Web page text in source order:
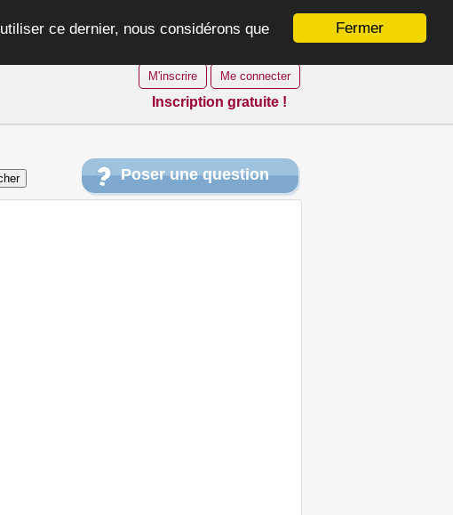
Fermer
ce dernier, nous considérons que
M'inscrire Me connecter
Inscription gratuite !
Poser une question